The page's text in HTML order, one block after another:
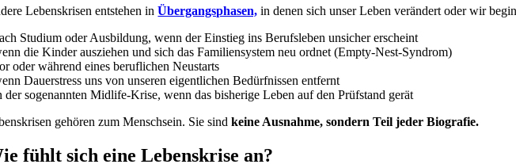
Lebenskrisen entstehen inÜbergangsphasen, in denen sich unser Leben verändert oder wir
Studium oder Ausbildung, wenn der Einstieg ins Berufsleben unsicher erscheint
die Kinder ausziehen und sich das Familiensystem neu ordnet (Empty-Nest-Syndrom)
oder während eines beruflichen Neustarts
Dauerstress uns von unseren eigentlichen Bedürfnissen entfernt
der sogenannten Midlife-Krise, wenn das bisherige Leben auf den Prüfstand gerät
gehören zum Menschsein. Sie sindkeine Ausnahme, sondern Teil jeder Biografie.
fühlt sich eine Lebenskrise an?